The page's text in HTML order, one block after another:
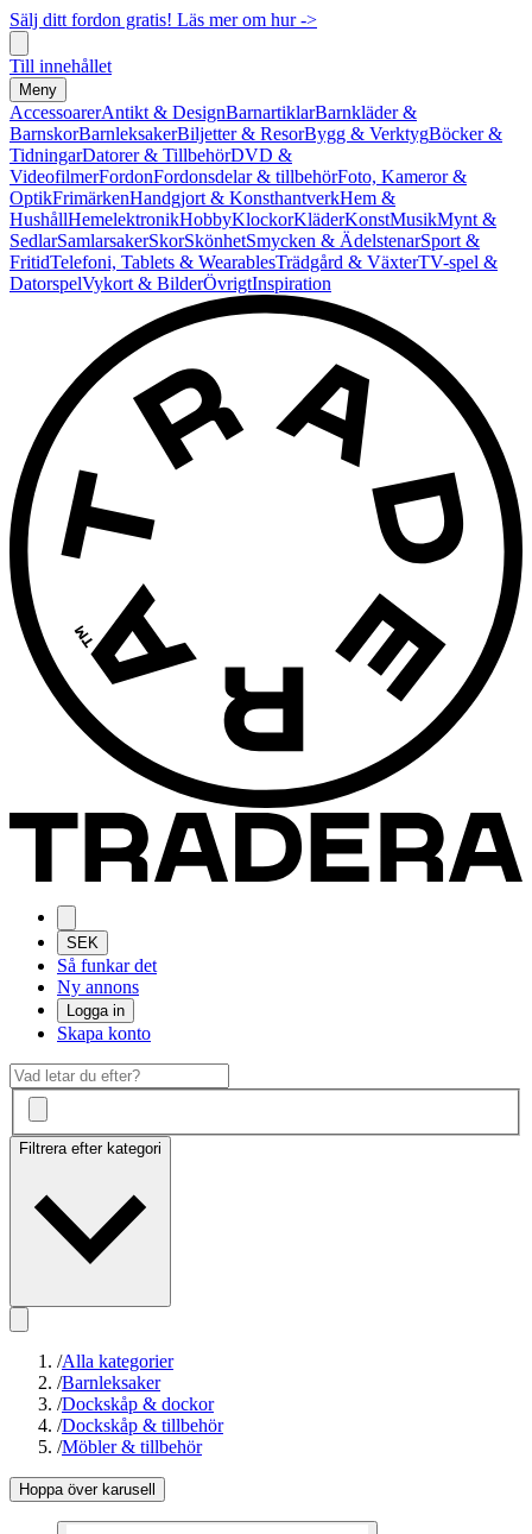
Sälj ditt fordon gratis! Läs mer om hur ->
Till innehållet
Meny
AccessoarerAntikt & DesignBarnartiklarBarnkläder &
BarnskorBarnleksakerBiljetter & ResorBygg & VerktygBöcker &
TidningarDatorer & TillbehörDVD &
VideofilmerFordonFordonsdelar & tillbehörFoto, Kameror &
OptikFrimärkenHandgjort & KonsthantverkHem &
HushållHemelektronikHobbyKlockorKläderKonstMusikMynt &
SedlarSamlarsakerSkorSkönhetSmycken & ÄdelstenarSport &
FritidTelefoni, Tablets & WearablesTrädgård & VäxterTV-spel &
DatorspelVykort & BilderÖvrigtInspiration
SEK
Så funkar det
Ny annons
Logga in
Skapa konto
Filtrera efter kategori
/Alla kategorier
/Barnleksaker
/Dockskåp & dockor
/Dockskåp & tillbehör
/Möbler & tillbehör
Hoppa över karusell